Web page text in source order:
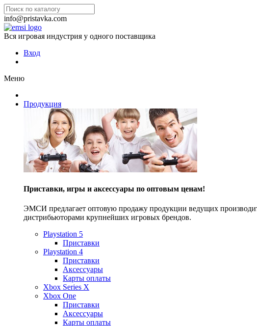
info@pristavka.com
Вся игровая индустрия у одного поставщика
Вход
Меню
Продукция
Приставки, игры и аксессуары по оптовым ценам!
ЭМСИ предлагает оптовую продажу продукции ведущих
дистрибьюторами крупнейших игровых брендов.
Playstation 5
Приставки
Playstation 4
Приставки
Аксессуары
Карты оплаты
Xbox Series X
Xbox One
Приставки
Аксессуары
Карты оплаты